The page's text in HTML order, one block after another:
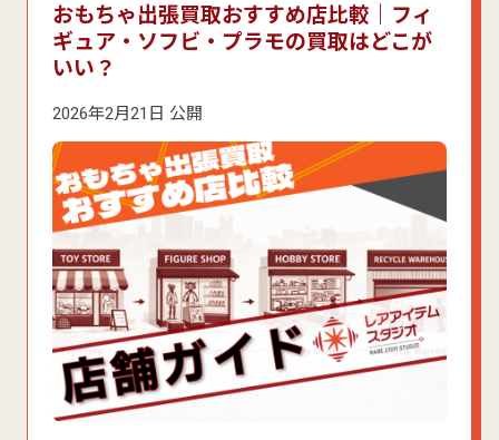
おもちゃ出張買取おすすめ店比較｜フィ
ギュア・ソフビ・プラモの買取はどこが
いい？
2026年2月21日 公開